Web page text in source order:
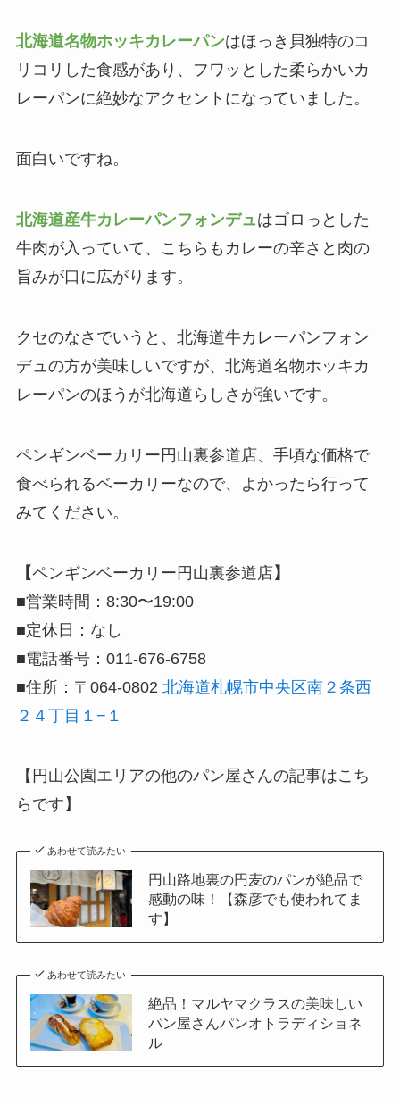
北海道名物ホッキカレーパンはほっき貝独特のコ
リコリした食感があり、フワッとした柔らかいカ
レーパンに絶妙なアクセントになっていました。
面白いですね。
北海道産牛カレーパンフォンデュはゴロっとした
牛肉が入っていて、こちらもカレーの辛さと肉の
旨みが口に広がります。
クセのなさでいうと、北海道牛カレーパンフォン
デュの方が美味しいですが、北海道名物ホッキカ
レーパンのほうが北海道らしさが強いです。
ペンギンベーカリー円山裏参道店、手頃な価格で
食べられるベーカリーなので、よかったら行って
みてください。
【ペンギンベーカリー円山裏参道店】
■営業時間：8:30〜19:00
■定休日：なし
■電話番号：011-676-6758
■住所：〒064-0802 北海道札幌市中央区南２条西
２４丁目１−１
【円山公園エリアの他のパン屋さんの記事はこち
らです】
あわせて読みたい
円山路地裏の円麦のパンが絶品で
感動の味！【森彦でも使われてま
す】
あわせて読みたい
絶品！マルヤマクラスの美味しい
パン屋さんパンオトラディショネ
ル